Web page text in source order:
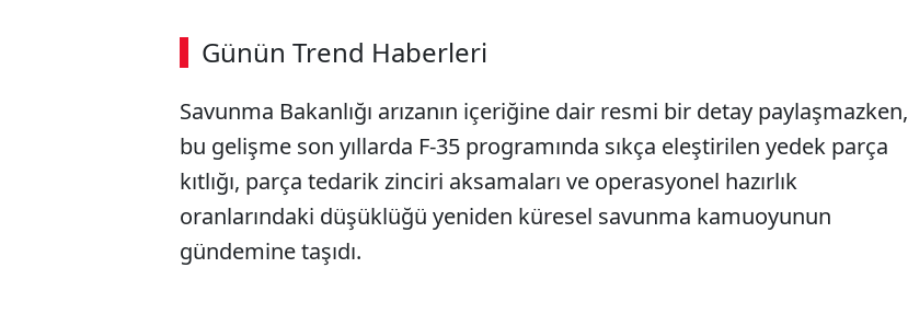
Günün Trend Haberleri
00:02 / 08:43
Sesi Aç
Savunma Bakanlığı arızanın içeriğine dair resmi bir detay paylaşmazken,
bu gelişme son yıllarda F-35 programında sıkça eleştirilen yedek parça
kıtlığı, parça tedarik zinciri aksamaları ve operasyonel hazırlık
oranlarındaki düşüklüğü yeniden küresel savunma kamuoyunun
gündemine taşıdı.